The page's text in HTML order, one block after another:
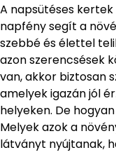
A napsütéses
napfény segít a
szebbé és élettel
azon szerencsések
van, akkor biztosan
amelyek igazán jól
helyeken. De
Melyek azok a
látványt nyújtanak,